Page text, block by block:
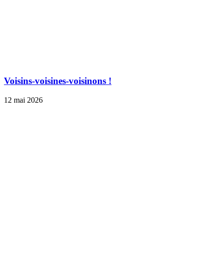
Voisins-voisines-voisinons !
12 mai 2026